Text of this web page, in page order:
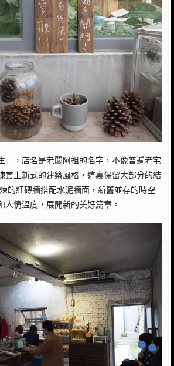
」，店名是老闆阿祖的名字，不像普遍老宅
套上新式的建築風格，這裏保留大部分的結
的紅磚牆搭配水泥牆面，新舊並存的時空
人情溫度，展開新的美好篇章。